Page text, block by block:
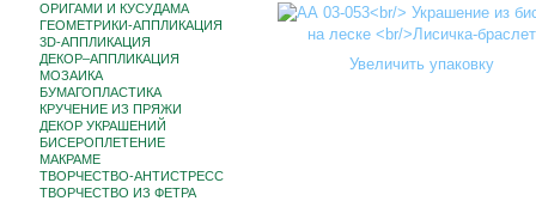
ОРИГАМИ И КУСУДАМА
ГЕОМЕТРИКИ-АППЛИКАЦИЯ
3D-АППЛИКАЦИЯ
ДЕКОР–АППЛИКАЦИЯ
МОЗАИКА
БУМАГОПЛАСТИКА
КРУЧЕНИЕ ИЗ ПРЯЖИ
ДЕКОР УКРАШЕНИЙ
БИCЕРОПЛЕТЕНИЕ
МАКРАМЕ
ТВОРЧЕСТВО-АНТИСТРЕСС
ТВОРЧЕСТВО ИЗ ФЕТРА
Увеличить упаковку